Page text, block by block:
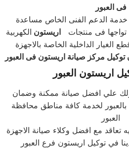
فى العبور
خدمة الدعم الفنى الخاص مساعدة
تواجها فى منتجاتاريستون الكهربية
الغيار الداخلية الخاصة بالاجهزة
توكيل مركز صيانة اريستون فى العبور
اريستون العبور
لخدمة كافة مناطق محافظة
العبور
تعاقد مع افضل وكلاء صيانة الاجهزة
في توكيل اريستون فرع العبور